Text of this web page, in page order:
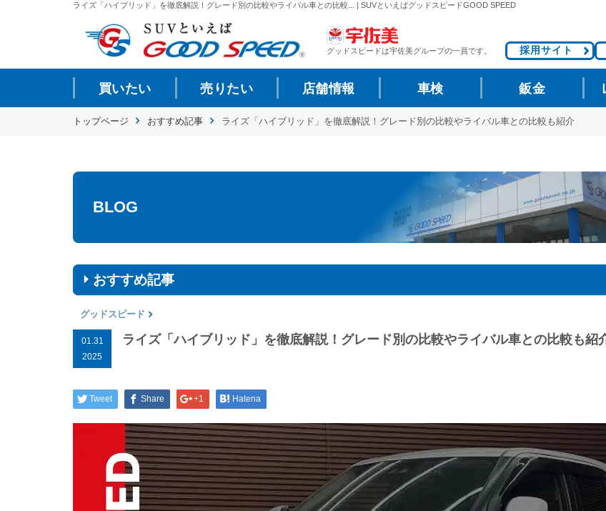
ライズ「ハイブリッド」を徹底解説！グレード別の比較やライバル車との比較... | SUVといえばグッドスピードGOOD SPEED
グッドスピードは宇佐美グループの一員です。 採用サイト
買いたい 売りたい 店舗情報 車検 鈑金
トップページ おすすめ記事 ライズ「ハイブリッド」を徹底解説！グレード別の比較やライバル車との比較も紹介
BLOG
おすすめ記事
グッドスピード
01.31
2025
ライズ「ハイブリッド」を徹底解説！グレード別の比較やライバル車との比較も紹
Tweet Share +1 Hatena